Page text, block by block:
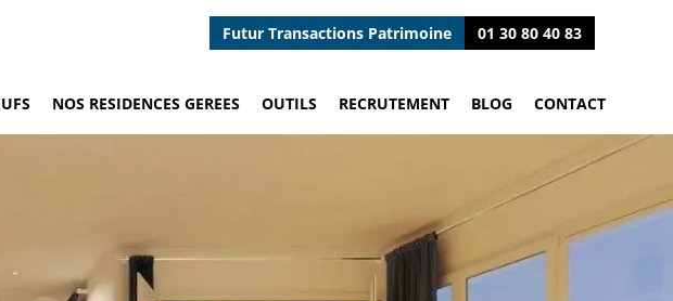
Futur Transactions Patrimoine 01 30 80 40 83
NOS RESIDENCES GEREES OUTILS RECRUTEMENT BLOG CONTACT